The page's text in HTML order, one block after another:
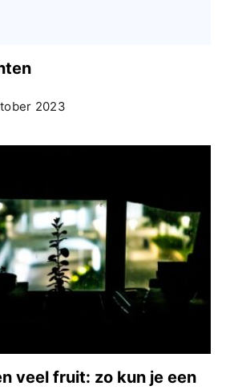
2023
veel fruit: zo kun je een